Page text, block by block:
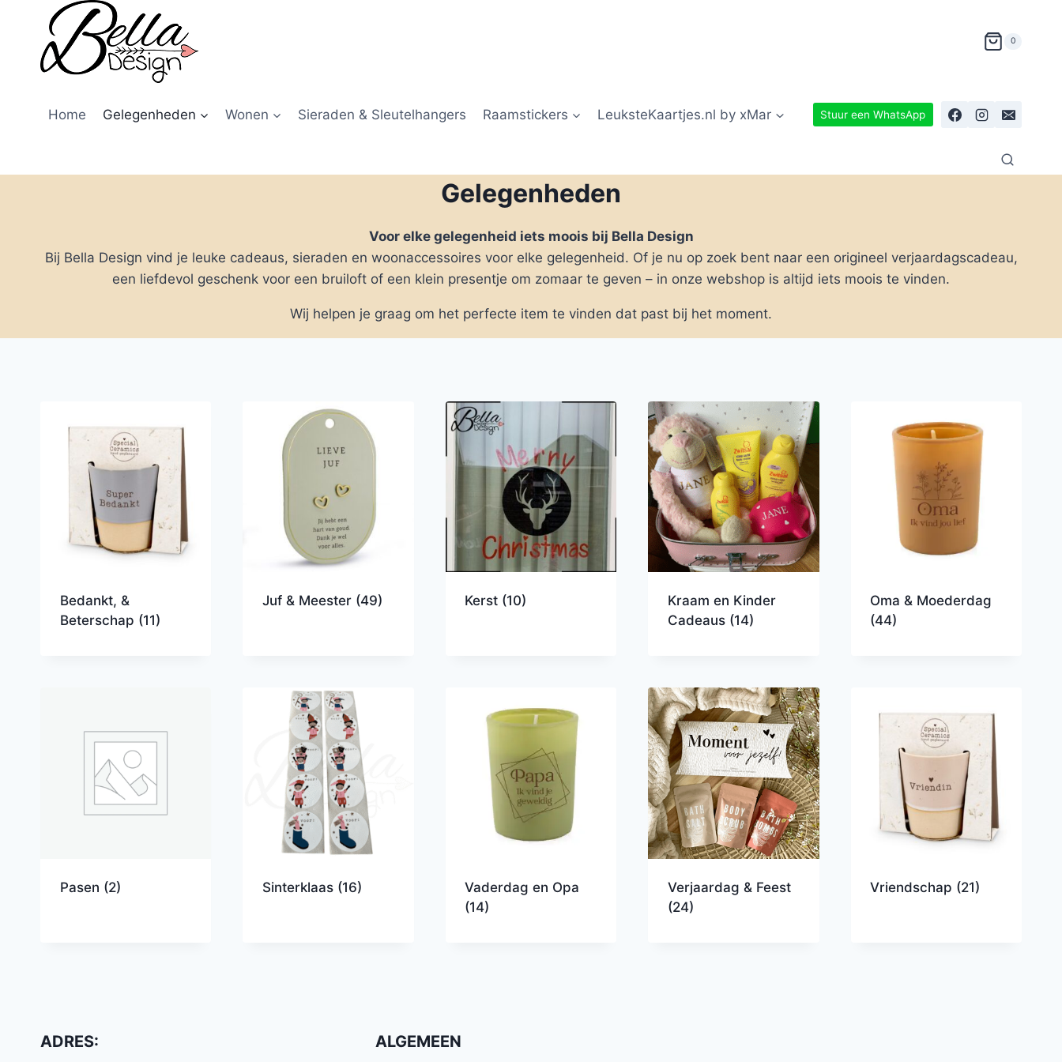
0
Home Gelegenheden Wonen Sieraden & Sleutelhangers Raamstickers LeuksteKaartjes.nl by xMar Stuur een WhatsApp
Gelegenheden
Voor elke gelegenheid iets moois bij Bella Design
Bij Bella Design vind je leuke cadeaus, sieraden en woonaccessoires voor elke gelegenheid. Of je nu op zoek bent naar een origineel verjaardagscadeau,
een liefdevol geschenk voor een bruiloft of een klein presentje om zomaar te geven – in onze webshop is altijd iets moois te vinden.
Wij helpen je graag om het perfecte item te vinden dat past bij het moment.
Bedankt, &
Beterschap (11)
Juf & Meester (49) Kerst (10)
Kraam en Kinder
Cadeaus (14)
Oma & Moederdag
(44)
Pasen (2) Sinterklaas (16)
Vaderdag en Opa
(14)
Verjaardag & Feest
(24)
Vriendschap (21)
ADRES: ALGEMEEN